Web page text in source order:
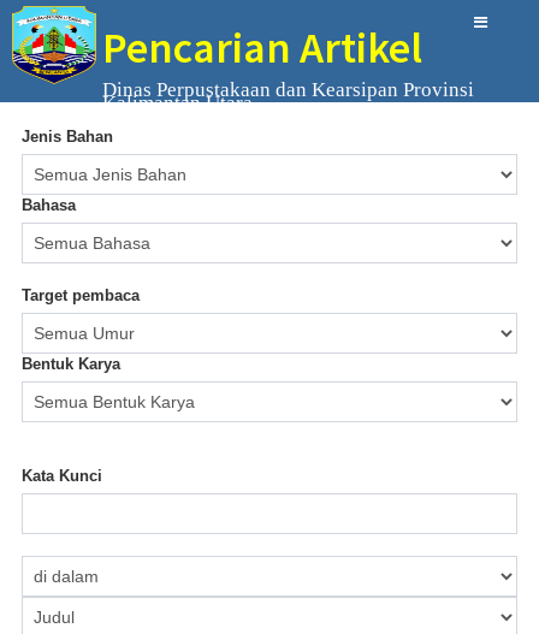
Pencarian Artikel
Dinas Perpustakaan dan Kearsipan Provinsi
Kalimantan Utara
Jenis Bahan
Bahasa
Target pembaca
Bentuk Karya
Kata Kunci